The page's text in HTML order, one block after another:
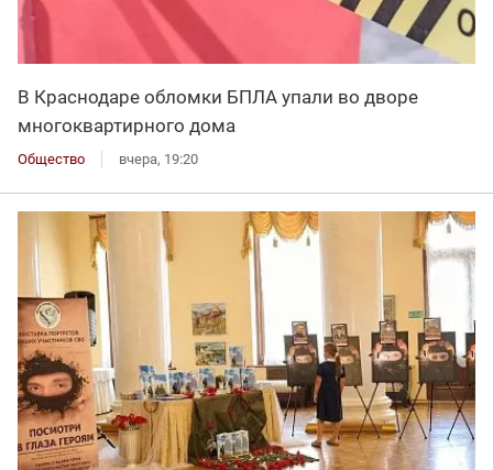
В Краснодаре обломки БПЛА упали во дворе
многоквартирного дома
Общество вчера, 19:20